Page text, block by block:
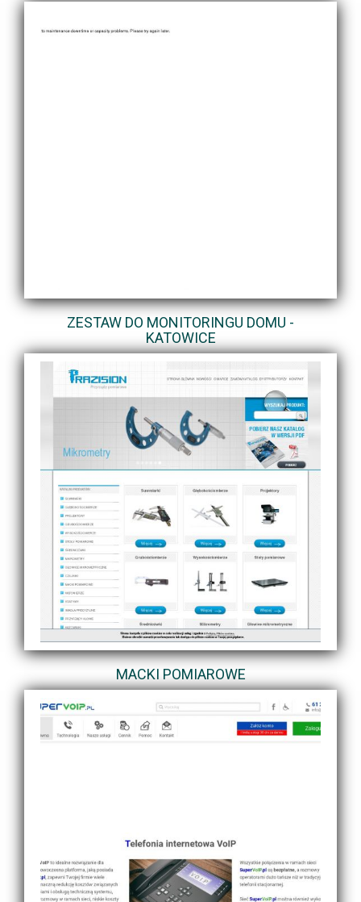
ZESTAW DO MONITORINGU DOMU -
KATOWICE
MACKI POMIAROWE